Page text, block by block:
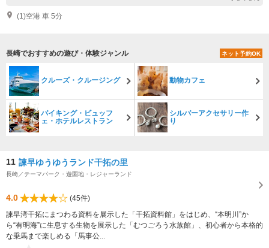
(1)空港 車 5分
長崎でおすすめの遊び・体験ジャンル ネット予約OK
クルーズ・クルージング 動物カフェ
バイキング・ビュッフ
ェ・ホテルレストラン
シルバーアクセサリー作
り
11 諫早ゆうゆうランド干拓の里
長崎／テーマパーク・遊園地・レジャーランド
4.0
(45件)
諫早湾干拓にまつわる資料を展示した「干拓資料館」をはじめ、“本明川”か
ら“有明海”に生息する生物を展示した「むつごろう水族館」、初心者から本格的
な乗馬まで楽しめる「馬事公...